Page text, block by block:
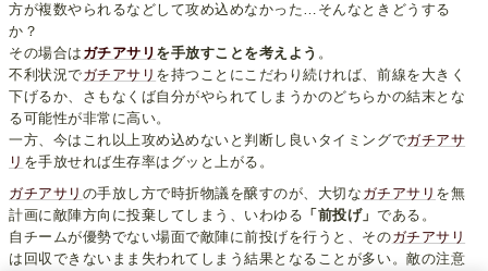
方が複数やられるなどして攻め込めなかった…そんなときどうする
か？
その場合は ガチアサリ を手放すことを考えよう 。
不利状況でガチアサリ を持つことにこだわり続ければ、前線を大きく
下げるか、さもなくば自分がやられてしまうかのどちらかの結末とな
る可能性が非常に高い。
一方、今はこれ以上攻め込めないと判断し良いタイミングでガチアサ
リ を手放せれば生存率はグッと上がる。
ガチアサリ の手放し方で時折物議を醸すのが、大切な ガチアサリ を無
計画に敵陣方向に投棄してしまう、いわゆる 「前投げ」である。
自チームが優勢でない場面で敵陣に前投げを行うと、そのガチアサリ
は回収できないまま失われてしまう結果となることが多い。敵の注意